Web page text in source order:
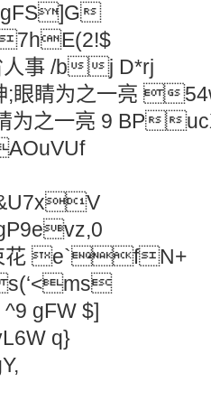
人事 /bj D*rj
;眼睛为之一亮 
为之一亮 9 BP
花 e`fN+
^9 gFW $]
q}